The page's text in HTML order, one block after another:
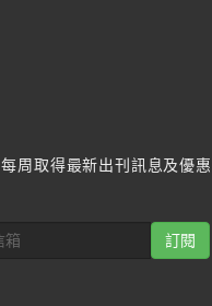
每周取得最新出刊訊息及優
訂閱